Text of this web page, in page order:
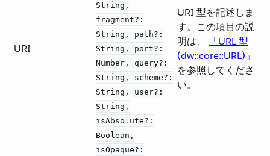
URI
String,
fragment?:
String, path?:
String, port?:
Number, query?:
String, scheme?:
String, user?:
String,
isAbsolute?:
Boolean,
isOpaque?:
URI 型を記述しま
す。この項目の説
明は、
「URL 型
(dw::core::URL)」
を参照してくださ
い。